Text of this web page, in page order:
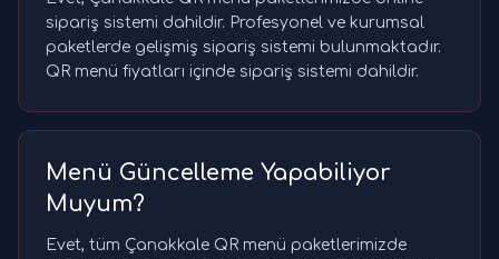
sipariş sistemi dahildir. Profesyonel ve kurumsal
paketlerde gelişmiş sipariş sistemi bulunmaktadır.
QR menü fiyatları içinde sipariş sistemi dahildir.
Menü Güncelleme Yapabiliyor
Muyum?
Evet, tüm Çanakkale QR menü paketlerimizde